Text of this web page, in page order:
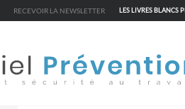
RECEVOIR LA NEWSLETTER LES LIVRES BLANCS